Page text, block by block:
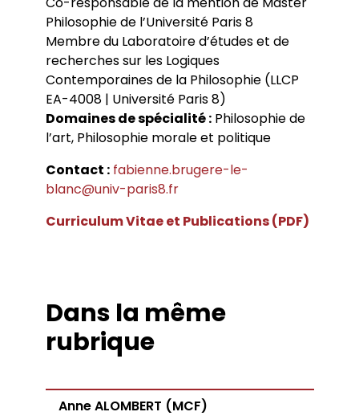
Directions de thèse
Groupe de recherche sur les archives
foucaldiennes
Jeune recherche
Projets scientifiques adossés à des
programmes
Doctorants
Jeunes chercheurs
Anciens diplômés
Conférences
Chercheurs visitants
Doctorants et postdoctorants visitants
Soutenances de thèses de doctorat
Soutenances de thèses HDR
Interventions extérieures
Autres événements
Appels à contributions
Ouvrages
Dossiers et numéros de revues
RevueCahiers critiques de philosophie
Revues et collections
Thèses
Actes audiovisuels
Votre Espace
Calendrier d’accueil
Calendrier de la vie scientifique du LLCP
Admission et inscription
Accès à distance (e-P8 | ADUM)
Guide WikiP8
Guide du doctorat
Bibliothèques universitaires
Philosophie de l’Université Paris 8
Membre du Laboratoire d’études et de
recherches sur les Logiques
Contemporaines de la Philosophie (LLCP
EA-4008 | Université Paris 8)
Domaines de spécialité :Philosophie de
l’art, Philosophie morale et politique
Contact : fabienne.brugere-le-
blanc@univ-paris8.fr
Curriculum Vitae et Publications (PDF)
Dans la même
rubrique
Anne ALOMBERT (MCF)